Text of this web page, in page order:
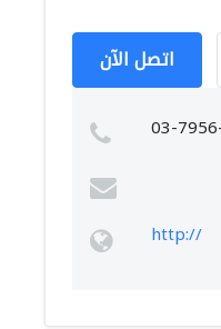
اتصل الآن
03-
http://